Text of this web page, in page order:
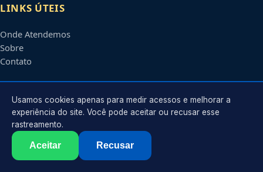
LINKS ÚTEIS
Onde Atendemos
Sobre
Contato
CONTATO
Atendimento em
contato@eletricistabelohorizonte.com.br
2026 Belo Horizonte
. Todos os direitos reservados.
Usamos cookies apenas para medir acessos e melhorar a
experiência do site. Você pode aceitar ou recusar esse
rastreamento.
Aceitar Recusar